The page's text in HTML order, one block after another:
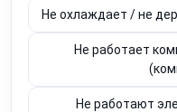
Не охлаждает / не
Не работает
Не работают